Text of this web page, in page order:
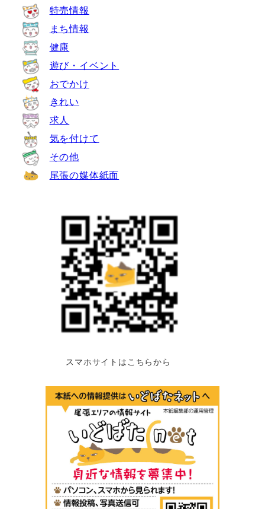
特売情報
まち情報
健康
遊び・イベント
おでかけ
きれい
求人
気を付けて
その他
尾張の媒体紙面
スマホサイトはこちらから